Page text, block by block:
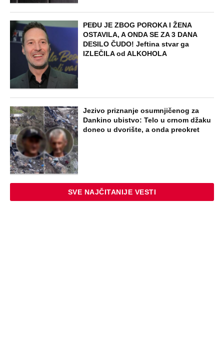
PEĐU JE ZBOG POROKA I ŽENA
OSTAVILA, A ONDA SE ZA 3 DANA
DESILO ČUDO! Jeftina stvar ga
IZLEČILA od ALKOHOLA
Jezivo priznanje osumnjičenog za
Dankino ubistvo: Telo u crnom džaku
doneo u dvorište, a onda preokret
SVE NAJČITANIJE VESTI